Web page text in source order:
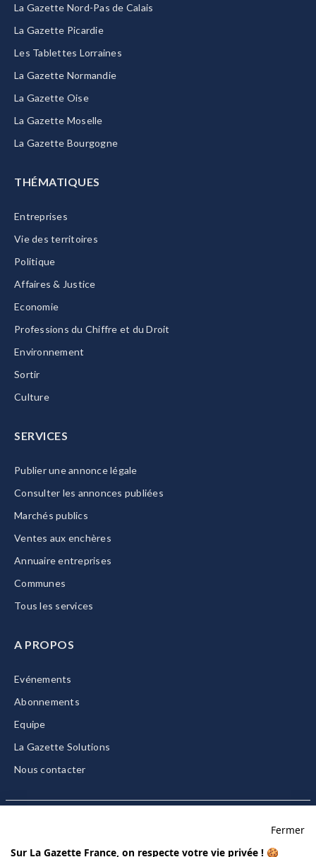
La Gazette Nord-Pas de Calais
La Gazette Picardie
Les Tablettes Lorraines
La Gazette Normandie
La Gazette Oise
La Gazette Moselle
La Gazette Bourgogne
THÉMATIQUES
Entreprises
Vie des territoires
Politique
Affaires & Justice
Economie
Professions du Chiffre et du Droit
Environnement
Sortir
Culture
SERVICES
Publier une annonce légale
Consulter les annonces publiées
Marchés publics
Ventes aux enchères
Annuaire entreprises
Communes
Tous les services
A PROPOS
Evénements
Abonnements
Equipe
La Gazette Solutions
Nous contacter
Fermer
Sur La Gazette France, on respecte votre vie privée ! 🍪